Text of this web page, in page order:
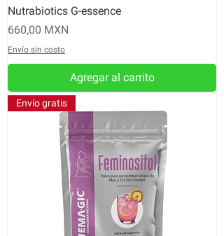
Nutrabiotics G-essence
Precio
660,00 MXN
Envío sin costo
Agregar al carrito
Envío gratis